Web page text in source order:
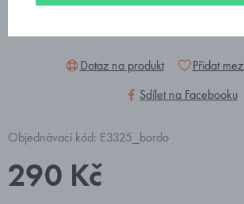
Dotaz na produkt
Přidat
Sdílet na Facebooku
Objednávací kód: E3325_bordo
290 Kč